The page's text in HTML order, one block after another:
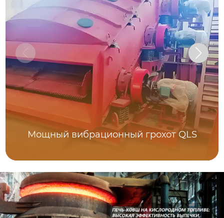
Мощный вибрационный грохот QLS